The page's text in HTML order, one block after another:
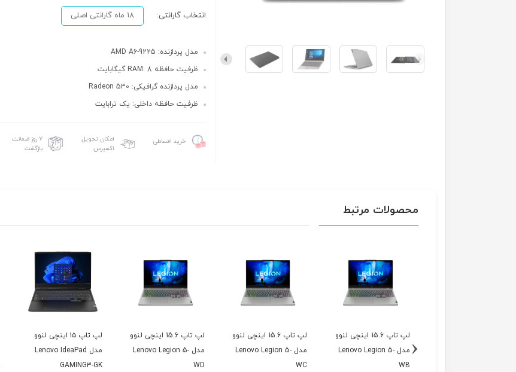
انتخاب گارانتی: 18 ماه گارانتی اصلی
مدل پردازنده: AMD A6-9225
ظرفیت حافظه RAM: 8 گیگابایت
مدل پردازنده گرافیکی: Radeon 530
ظرفیت حافظه داخلی: یک ترابایت
خرید اقساطی
امکان تحویل
اکسپرس
۷ روز ضمانت
بازگشت
محصولات مرتبط
لپ تاپ 15.6 اینچی لنوو
مدل Lenovo Legion 5-
WB
لپ تاپ 15.6 اینچی لنوو
مدل Lenovo Legion 5-
WC
لپ تاپ 15.6 اینچی لنوو
مدل Lenovo Legion 5-
WD
لپ تاپ ۱۵ اینچی لنوو
مدل Lenovo IdeaPad
GAMING3-GK
‹